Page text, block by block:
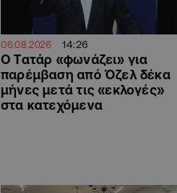
06.08.2026 14:26
Ο Τατάρ «φωνάζει» για
παρέμβαση από Όζελ δέκα
μήνες μετά τις «εκλογές»
στα κατεχόμενα